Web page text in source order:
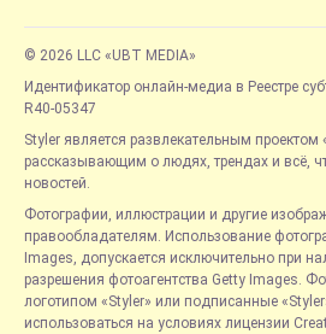
© 2026 LLC «UBT MEDIA»
Идентификатор онлайн-медиа в Реестре
R40-05347
Styler является развлекательным проектом
рассказывающим о людях, трендах и всё,
новостей.
Фотографии, иллюстрации и другие
правообладателям. Использование
Images, допускается исключительно при
разрешения фотоагентства Getty Images.
логотипом «Styler» или подписанные
использоваться на условиях лицензии